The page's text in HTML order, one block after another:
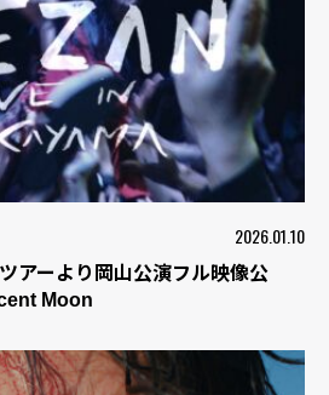
2026.01.10
アーより岡山公演フル映像公
Moon